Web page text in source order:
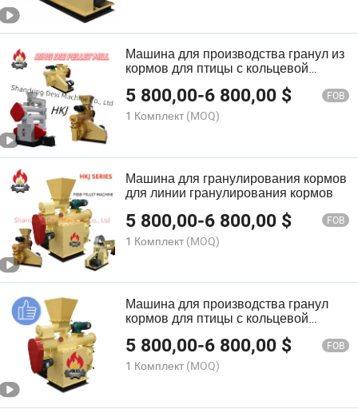
Машина для производства гранул из
кормов для птицы с кольцевой
5 800,00-6 800,00 $ FOB
1 Комплект (MOQ)
Машина для гранулирования кормов
для линии гранулирования кормов
5 800,00-6 800,00 $ FOB
1 Комплект (MOQ)
Машина для производства гранул
кормов для птицы с кольцевой
5 800,00-6 800,00 $ FOB
1 Комплект (MOQ)